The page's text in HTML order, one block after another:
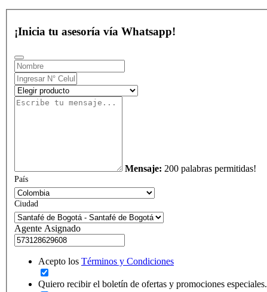
¡Inicia tu asesoría vía Whatsapp!
Mensaje: 200 palabras permitidas!
País
Ciudad
Agente Asignado
Acepto los Términos y Condiciones
Quiero recibir el boletín de ofertas y promociones especiales.